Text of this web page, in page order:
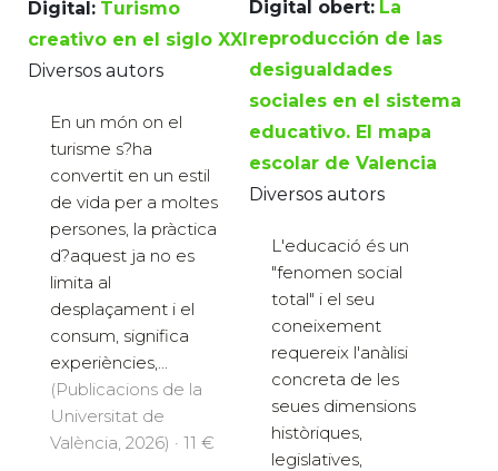
Digital: Turismo
creativo en el siglo XXI
Diversos autors
En un món on el
turisme s?ha
convertit en un estil
de vida per a moltes
persones, la pràctica
d?aquest ja no es
limita al
desplaçament i el
consum, significa
experiències,...
(Publicacions de la
Universitat de
València, 2026) · 11 €
Digital obert: La
reproducción de las
desigualdades
sociales en el sistema
educativo. El mapa
escolar de Valencia
Diversos autors
L'educació és un
"fenomen social
total" i el seu
coneixement
requereix l'anàlisi
concreta de les
seues dimensions
històriques,
legislatives,